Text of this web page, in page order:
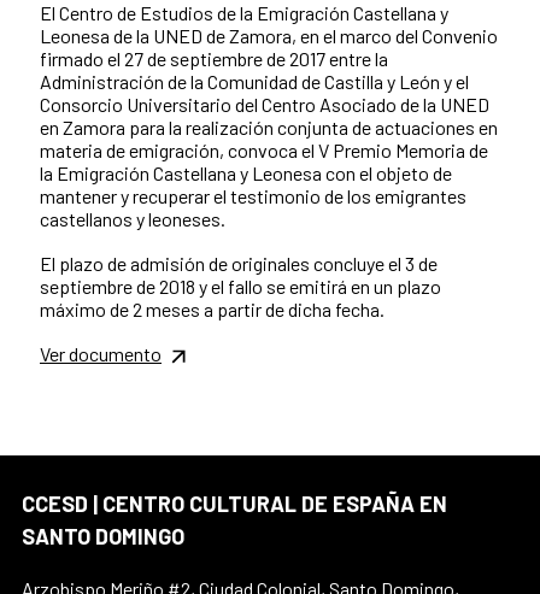
El Centro de Estudios de la Emigración Castellana y
Leonesa de la UNED de Zamora, en el marco del Convenio
firmado el 27 de septiembre de 2017 entre la
Administración de la Comunidad de Castilla y León y el
Consorcio Universitario del Centro Asociado de la UNED
en Zamora para la realización conjunta de actuaciones en
materia de emigración, convoca el V Premio Memoria de
la Emigración Castellana y Leonesa con el objeto de
mantener y recuperar el testimonio de los emigrantes
castellanos y leoneses.
El plazo de admisión de originales concluye el 3 de
septiembre de 2018 y el fallo se emitirá en un plazo
máximo de 2 meses a partir de dicha fecha.
Ver documento
CCESD | CENTRO CULTURAL DE ESPAÑA EN
SANTO DOMINGO
Arzobispo Meriño #2, Ciudad Colonial, Santo Domingo,